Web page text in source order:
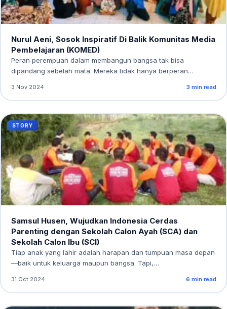
Nurul Aeni, Sosok Inspiratif Di Balik Komunitas Media
Pembelajaran (KOMED)
Peran perempuan dalam membangun bangsa tak bisa
dipandang sebelah mata. Mereka tidak hanya berperan
3 Nov 2024 3 min read
STORY
Samsul Husen, Wujudkan Indonesia Cerdas
Parenting dengan Sekolah Calon Ayah (SCA) dan
Sekolah Calon Ibu (SCI)
Tiap anak yang lahir adalah harapan dan tumpuan masa depan
—baik untuk keluarga maupun bangsa. Tapi,…
31 Oct 2024 6 min read